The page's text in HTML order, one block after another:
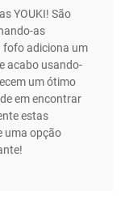
YOUKI! São
as
fofo adiciona um
acabo usando-
um ótimo
em encontrar
estas
uma opção